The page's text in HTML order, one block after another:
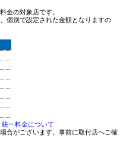
金の対象店です。
個別で設定された金額となりますの
統一料金について
合がございます。事前に取付店へご確